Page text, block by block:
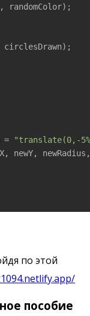
, randomColor);
circlesDrawn);
=
"translate(0,-
newY,
по этой
пособие